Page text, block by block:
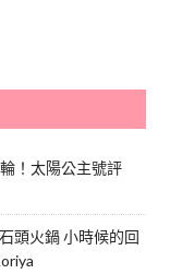
！太陽公主號評
頭火鍋 小時候的回